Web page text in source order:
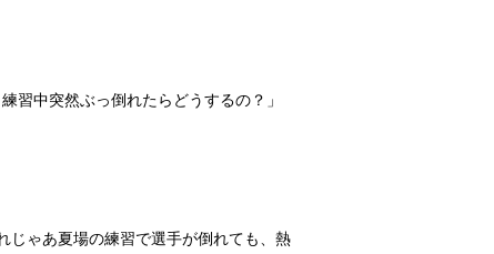
中突然ぶっ倒れたらどうするの？」
じゃあ夏場の練習で選手が倒れても、熱